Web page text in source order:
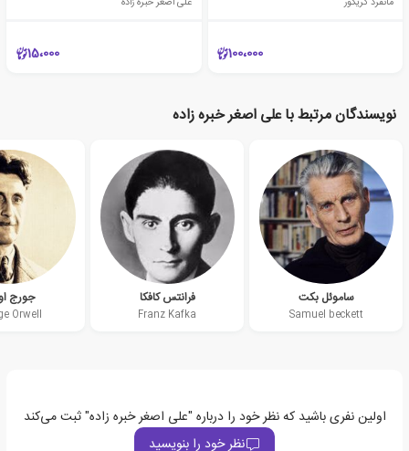
100،000 15،000
نویسندگان مرتبط با علی اصغر خبره زاده
ساموئل بکت
Samuel beckett
فرانتس کافکا
Franz Kafka
جورج
Orwell
اولین نفری باشید که نظر خود را درباره "علی اصغر خبره زاده" ثبت می‌کند
نظر خود را بنویسید